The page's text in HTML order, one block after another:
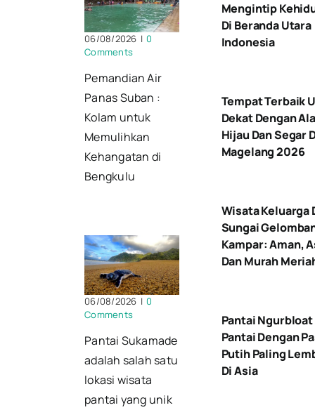
06/08/2026 | 0
Comments
Pemandian Air
Panas Suban :
Kolam untuk
Memulihkan
Kehangatan di
Bengkulu
06/08/2026 | 0
Comments
Pantai Sukamade
adalah salah satu
lokasi wisata
pantai yang unik
Mengintip
Di Beranda Utara
Indonesia
Tempat Terbaik
Dekat Dengan
Hijau Dan Segar
Magelang 2026
Wisata Keluarga
Sungai
Kampar: Aman,
Dan Murah
Pantai Ngurbloat
Pantai Dengan
Putih Paling
Di Asia